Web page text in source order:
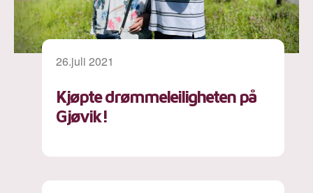
26.juli 2021
Kjøpte drømmeleiligheten på
Gjøvik!